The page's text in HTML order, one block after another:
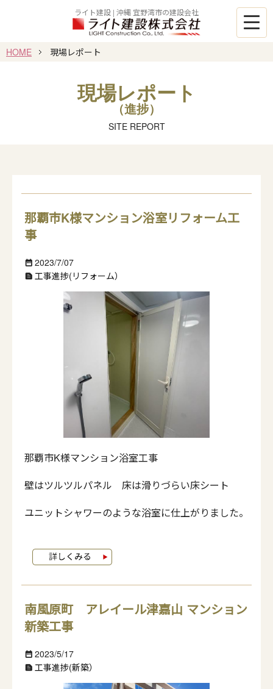
ライト建設 | 沖縄 宜野湾市の建設会社
HOME 現場レポート
現場レポート
（進捗）
SITE REPORT
那覇市K様マンション浴室リフォーム工
事
date_range 2023/7/07
text_snippet 工事進捗(リフォーム）
那覇市K様マンション浴室工事
壁はツルツルパネル 床は滑りづらい床シート
ユニットシャワーのような浴室に仕上がりました。
南風原町 アレイール津嘉山 マンション
新築工事
date_range 2023/5/17
text_snippet 工事進捗(新築）